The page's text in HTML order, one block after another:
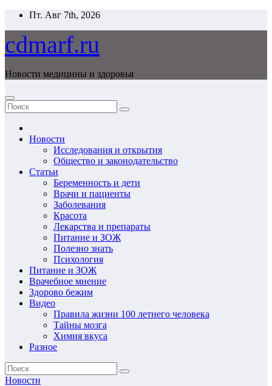
Перейти
содержимому
Пт. Авг 7th, 2026
cdmarf.ru
Новости медицины и здоровья
Новости
Исследования и открытия
Общество и законодательство
Статьи
Беременность и дети
Врачи и пациенты
Заболевания
Красота
Лекарства и препараты
Питание и ЗОЖ
Полезно знать
Психология
Питание и ЗОЖ
Врачебное мнение
Здорово бежим
Видео
Правила жизни 100 летнего человека
Тайны мозга
Химия вкуса
Разное
Новости